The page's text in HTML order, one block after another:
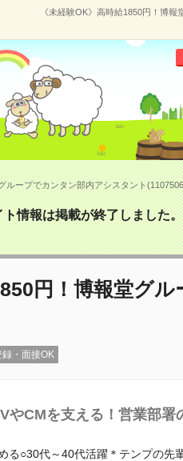
《未経験OK》高時給1850円！博
ループでカンタン部内アシスタント
ト情報は掲載が終了しました。
円！博報堂グ
・面接OK
やCMを支える！営業部署
る○30代～40代活躍＊テンプの先